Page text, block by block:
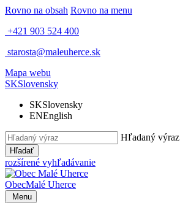
Rovno na obsah Rovno na menu
+421 903 524 400
starosta@maleuherce.sk
Mapa webu
SKSlovensky
SKSlovensky
ENEnglish
Hľadaný výraz
Hľadať
rozšírené vyhľadávanie
ObecMalé Uherce
Menu